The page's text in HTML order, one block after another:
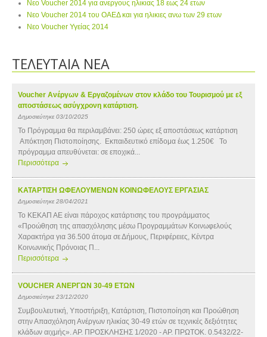
Νεο Voucher 2014 για ανεργους ηλικιας 18 εως 24 ετων
Νεο Voucher 2014 του ΟΑΕΔ και για ηλικιες ανω των 29 ετων
Νεο Voucher Υγείας 2014
ΤΕΛΕΥΤΑΙΑ ΝΕΑ
Voucher Ανέργων & Εργαζομένων στον κλάδο του Τουρισμού με εξ
αποστάσεως ασύγχρονη κατάρτιση.
Δημοσιεύτηκε 03/10/2025
Το Πρόγραμμα θα περιλαμβάνει: 250 ώρες εξ αποστάσεως κατάρτιση
Απόκτηση Πιστοποίησης. Εκπαιδευτικό επίδομα έως 1.250€ Το
πρόγραμμα απευθύνεται: σε εποχικά...
Περισσότερα
ΚΑΤΑΡΤΙΣΗ ΩΦΕΛΟΥΜΕΝΩΝ ΚΟΙΝΩΦΕΛΟΥΣ ΕΡΓΑΣΙΑΣ
Δημοσιεύτηκε 28/04/2021
Το ΚΕΚΑΠ ΑΕ είναι πάροχος κατάρτισης του προγράμματος
«Προώθηση της απασχόλησης μέσω Προγραμμάτων Κοινωφελούς
Χαρακτήρα για 36.500 άτομα σε Δήμους, Περιφέρειες, Κέντρα
Κοινωνικής Πρόνοιας Π...
Περισσότερα
VOUCHER ΑΝΕΡΓΩΝ 30-49 ΕΤΩΝ
Δημοσιεύτηκε 23/12/2020
Συμβουλευτική, Υποστήριξη, Κατάρτιση, Πιστοποίηση και Προώθηση
στην Απασχόληση Ανέργων ηλικίας 30-49 ετών σε τεχνικές δεξιότητες
κλάδων αιχμής». ΑΡ. ΠΡΟΣΚΛΗΣΗΣ 1/2020 - ΑΡ. ΠΡΩΤΟΚ. 0.5432/22-